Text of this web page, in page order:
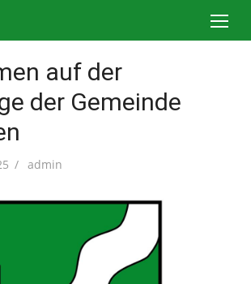
auf der
der Gemeinde
Author
admin